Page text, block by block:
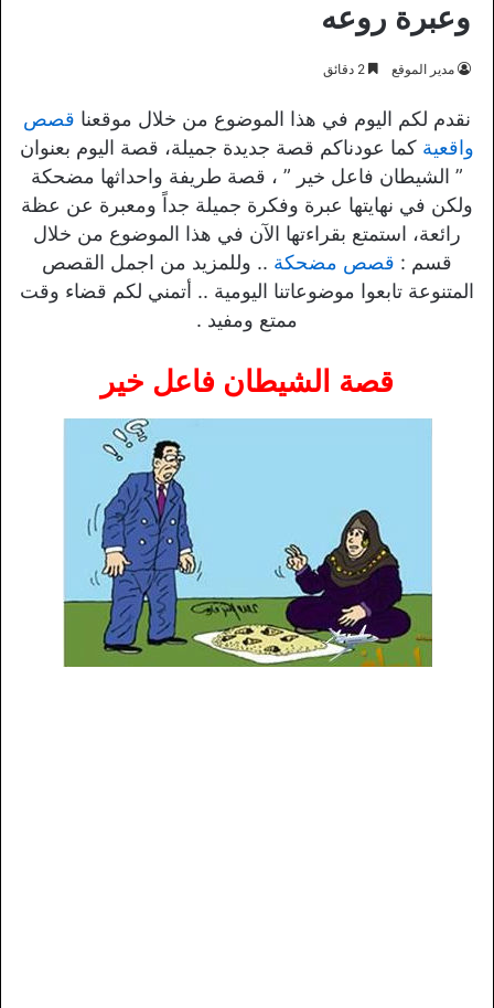
وعبرة روعه
مدير الموقع
نقدم لكم اليوم في هذا الموضوع من خلال موقعنا قصص
واقعية كما عودناكم قصة جديدة جميلة، قصة اليوم بعنوان
” الشيطان فاعل خير ” ، قصة طريفة واحداثها مضحكة
ولكن في نهايتها عبرة وفكرة جميلة جداً ومعبرة عن عظة
رائعة، استمتع بقراءتها الآن في هذا الموضوع من خلال
قسم : قصص مضحكة .. وللمزيد من اجمل القصص
المتنوعة تابعوا موضوعاتنا اليومية .. أتمني لكم قضاء وقت
ممتع ومفيد .
قصة الشيطان فاعل خير